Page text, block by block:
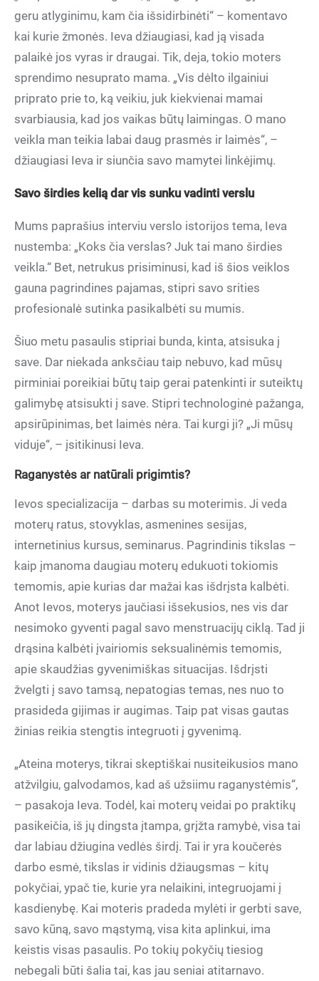
geru atlyginimu, kam čia išsidirbinėti“ – komentavo
kai kurie žmonės. Ieva džiaugiasi, kad ją visada
palaikė jos vyras ir draugai. Tik, deja, tokio moters
sprendimo nesuprato mama. „Vis dėlto ilgainiui
priprato prie to, ką veikiu, juk kiekvienai mamai
svarbiausia, kad jos vaikas būtų laimingas. O mano
veikla man teikia labai daug prasmės ir laimės“, –
džiaugiasi Ieva ir siunčia savo mamytei linkėjimų.
Savo širdies kelią dar vis sunku vadinti verslu
Mums paprašius interviu verslo istorijos tema, Ieva
nustemba: „Koks čia verslas? Juk tai mano širdies
veikla.“ Bet, netrukus prisiminusi, kad iš šios veiklos
gauna pagrindines pajamas, stipri savo srities
profesionalė sutinka pasikalbėti su mumis.
Šiuo metu pasaulis stipriai bunda, kinta, atsisuka į
save. Dar niekada anksčiau taip nebuvo, kad mūsų
pirminiai poreikiai būtų taip gerai patenkinti ir suteiktų
galimybę atsisukti į save. Stipri technologinė pažanga,
apsirūpinimas, bet laimės nėra. Tai kurgi ji? „Ji mūsų
viduje“, – įsitikinusi Ieva.
Raganystės ar natūrali prigimtis?
Ievos specializacija – darbas su moterimis. Ji veda
moterų ratus, stovyklas, asmenines sesijas,
internetinius kursus, seminarus. Pagrindinis tikslas –
kaip įmanoma daugiau moterų edukuoti tokiomis
temomis, apie kurias dar mažai kas išdrįsta kalbėti.
Anot Ievos, moterys jaučiasi išsekusios, nes vis dar
nesimoko gyventi pagal savo menstruacijų ciklą. Tad ji
drąsina kalbėti įvairiomis seksualinėmis temomis,
apie skaudžias gyvenimiškas situacijas. Išdrįsti
žvelgti į savo tamsą, nepatogias temas, nes nuo to
prasideda gijimas ir augimas. Taip pat visas gautas
žinias reikia stengtis integruoti į gyvenimą.
„Ateina moterys, tikrai skeptiškai nusiteikusios mano
atžvilgiu, galvodamos, kad aš užsiimu raganystėmis“,
– pasakoja Ieva. Todėl, kai moterų veidai po praktikų
pasikeičia, iš jų dingsta įtampa, grįžta ramybė, visa tai
dar labiau džiugina vedlės širdį. Tai ir yra koučerės
darbo esmė, tikslas ir vidinis džiaugsmas – kitų
pokyčiai, ypač tie, kurie yra nelaikini, integruojami į
kasdienybę. Kai moteris pradeda mylėti ir gerbti save,
savo kūną, savo mąstymą, visa kita aplinkui, ima
keistis visas pasaulis. Po tokių pokyčių tiesiog
nebegali būti šalia tai, kas jau seniai atitarnavo.